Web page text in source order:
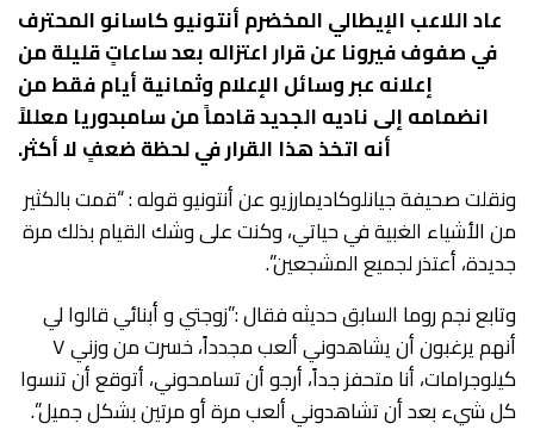
عاد اللاعب الإيطالي المخضرم أنتونيو كاسانو المحترف
في صفوف فيرونا عن قرار اعتزاله بعد ساعاتٍ قليلة من
إعلانه عبر وسائل الإعلام وثمانية أيام فقط من
انضمامه إلى ناديه الجديد قادماً من سامبدوريا معللاً
أنه اتخذ هذا القرار في لحظة ضعفٍ لا أكثر.
ونقلت صحيفة جيانلوكاديمارزيو عن أنتونيو قوله : “قمت بالكثير
من الأشياء الغبية في حياتي، وكنت على وشك القيام بذلك مرة
جديدة، أعتذر لجميع المشجعين”.
وتابع نجم روما السابق حديثه فقال :”زوجتي و أبنائي قالوا لي
أنهم يرغبون أن يشاهدوني ألعب مجدداً، خسرت من وزني ٧
كيلوجرامات، أنا متحفز جداً، أرجو أن تسامحوني، أتوقع أن تنسوا
كل شيء بعد أن تشاهدوني ألعب مرة أو مرتين بشكل جميل”.